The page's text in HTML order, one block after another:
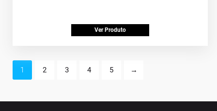
Ver Produto
1 2 3 4 5 →